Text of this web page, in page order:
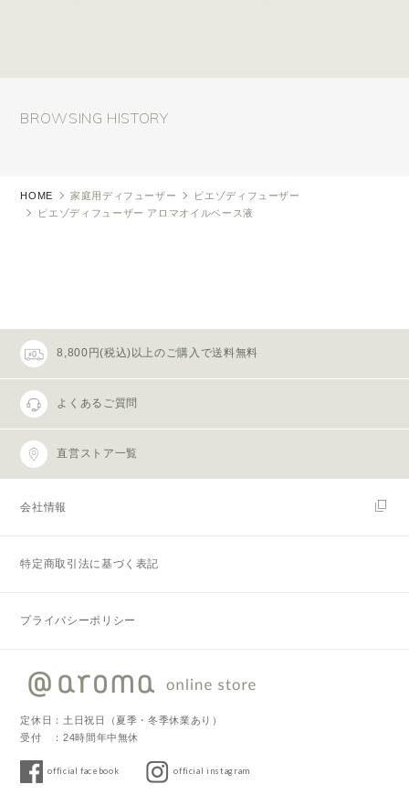
BROWSING HISTORY
HOME 家庭用ディフューザー
ピエゾディフューザー
ピエゾディフューザー アロマオイルベース液
8,800円(税込)以上のご購入で送料無料
よくあるご質問
直営ストア一覧
会社情報
特定商取引法に基づく表記
プライバシーポリシー
定休日：土日祝日（夏季・冬季休業あり）
受付 ：24時間年中無休
official facebook official instagram